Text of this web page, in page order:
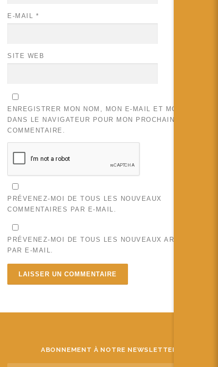
E-MAIL *
SITE WEB
ENREGISTRER MON NOM, MON E-MAIL ET MON SITE
DANS LE NAVIGATEUR POUR MON PROCHAIN
COMMENTAIRE.
PRÉVENEZ-MOI DE TOUS LES NOUVEAUX
COMMENTAIRES PAR E-MAIL.
PRÉVENEZ-MOI DE TOUS LES NOUVEAUX ARTICLES
PAR E-MAIL.
ABONNEMENT À NOTRE NEWSLETTER